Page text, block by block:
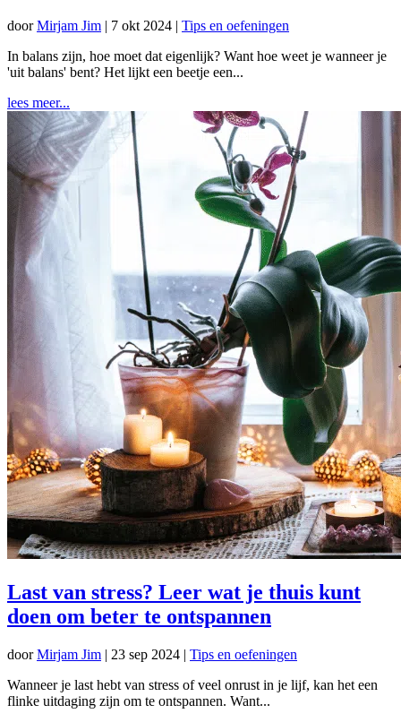
doorMirjam Jim | 7 okt 2024 | Tips en oefeningen
In balans zijn, hoe moet dat eigenlijk? Want hoe weet je wanneer je
'uit balans' bent? Het lijkt een beetje een...
lees meer...
Last van stress? Leer wat je thuis kunt
doen om beter te ontspannen
doorMirjam Jim | 23 sep 2024 | Tips en oefeningen
Wanneer je last hebt van stress of veel onrust in je lijf, kan het een
flinke uitdaging zijn om te ontspannen. Want...